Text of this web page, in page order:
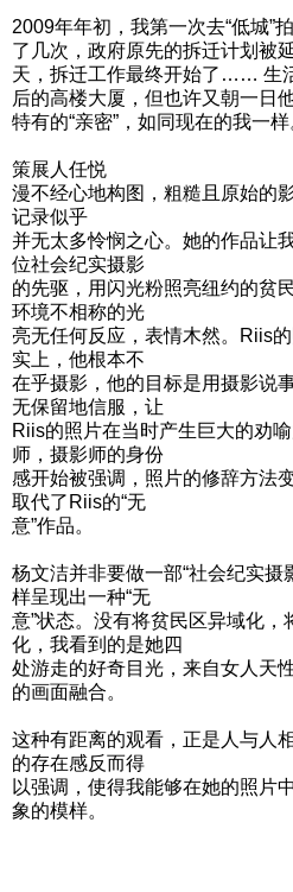
2009年年初，我第一次去“低城”
了几次，政府原先的拆迁计划被
天，拆迁工作最终开始了…… 生
后的高楼大厦，但也许又朝一日
特有的“亲密”，如同现在的我一样
策展人任悦
漫不经心地构图，粗糙且原始的
记录似乎
并无太多怜悯之心。她的作品让
位社会纪实摄影
的先驱，用闪光粉照亮纽约的贫
环境不相称的光
亮无任何反应，表情木然。Riis
实上，他根本不
在乎摄影，他的目标是用摄影说
无保留地信服，让
Riis的照片在当时产生巨大的劝
师，摄影师的身份
感开始被强调，照片的修辞方法
取代了Riis的“无
意”作品。
杨文洁并非要做一部“社会纪实摄
样呈现出一种“无
意”状态。没有将贫民区异域化
化，我看到的是她四
处游走的好奇目光，来自女人天
的画面融合。
这种有距离的观看，正是人与人
的存在感反而得
以强调，使得我能够在她的照片
象的模样。